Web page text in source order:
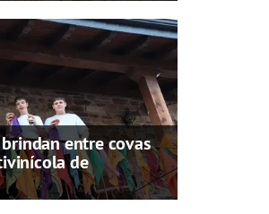
entre covas
de